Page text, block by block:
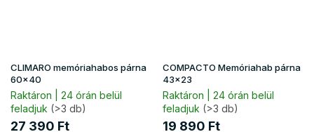
CLIMARO memóriahabos párna
60x40
Raktáron | 24 órán belül
feladjuk (>3 db)
27 390 Ft
COMPACTO Memóriahab párna
43×23
Raktáron | 24 órán belül
feladjuk (>3 db)
19 890 Ft